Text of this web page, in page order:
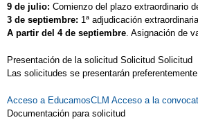
9 de julio: Comienzo del plazo extraordinario
3 de septiembre: 1ª adjudicación
A partir del 4 de septiembre. Asignación de
Presentación de la solicitud Solicitud Solicitud
Las solicitudes se presentarán
Acceso a EducamosCLM Acceso a la
Documentación para solicitud